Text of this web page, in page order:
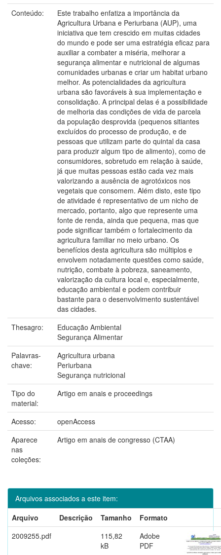
Conteúdo:
Este trabalho enfatiza a importância da
Agricultura Urbana e Periurbana (AUP), uma
iniciativa que tem crescido em muitas cidades
do mundo e pode ser uma estratégia eficaz para
auxiliar a combater a miséria, melhorar a
segurança alimentar e nutricional de algumas
comunidades urbanas e criar um habitat urbano
melhor. As potencialidades da agricultura
urbana são favoráveis à sua implementação e
consolidação. A principal delas é a possibilidade
de melhoria das condições de vida de parcela
da população desprovida (pequenos sitiantes
excluídos do processo de produção, e de
pessoas que utilizam parte do quintal da casa
para produzir algum tipo de alimento), como de
consumidores, sobretudo em relação à saúde,
já que muitas pessoas estão cada vez mais
valorizando a ausência de agrotóxicos nos
vegetais que consomem. Além disto, este tipo
de atividade é representativo de um nicho de
mercado, portanto, algo que represente uma
fonte de renda, ainda que pequena, mas que
pode significar também o fortalecimento da
agricultura familiar no meio urbano. Os
benefícios desta agricultura são múltiplos e
envolvem notadamente questões como saúde,
nutrição, combate à pobreza, saneamento,
valorização da cultura local e, especialmente,
educação ambiental e podem contribuir
bastante para o desenvolvimento sustentável
das cidades.
Thesagro:
Educação Ambiental
Segurança Alimentar
Palavras-
chave:
Agricultura urbana
Periurbana
Segurança nutricional
Tipo do
material:
Artigo em anais e proceedings
Acesso:
openAccess
Aparece
nas
coleções:
Artigo em anais de congresso (CTAA)
Arquivos associados a este item:
Arquivo
Descrição Tamanho
Formato
2009255.pdf
115,82
kB
Adobe
PDF